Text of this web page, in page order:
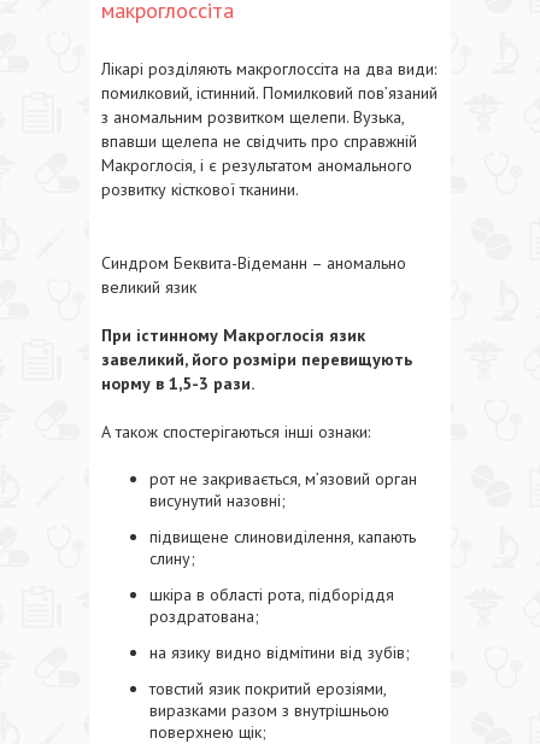
макроглоссіта
Лікарі розділяють макроглоссіта на два види:
помилковий, істинний. Помилковий пов’язаний
з аномальним розвитком щелепи. Вузька,
впавши щелепа не свідчить про справжній
Макроглосія, і є результатом аномального
розвитку кісткової тканини.
Синдром Беквита-Відеманн – аномально
великий язик
При істинному Макроглосія язик
завеликий, його розміри перевищують
норму в 1,5-3 рази.
А також спостерігаються інші ознаки:
рот не закривається, м’язовий орган
висунутий назовні;
підвищене слиновиділення, капають
слину;
шкіра в області рота, підборіддя
роздратована;
на язику видно відмітини від зубів;
товстий язик покритий ерозіями,
виразками разом з внутрішньою
поверхнею щік;